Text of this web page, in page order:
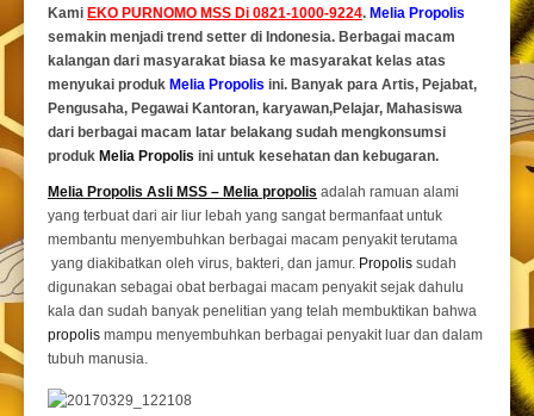
Kami EKO PURNOMO MSS Di 0821-1000-9224. Melia Propolis
semakin menjadi trend setter di Indonesia. Berbagai macam
kalangan dari masyarakat biasa ke masyarakat kelas atas
menyukai produk Melia Propolis ini. Banyak para Artis, Pejabat,
Pengusaha, Pegawai Kantoran, karyawan,Pelajar, Mahasiswa
dari berbagai macam latar belakang sudah mengkonsumsi
produk Melia Propolis ini untuk kesehatan dan kebugaran.
Melia Propolis Asli MSS – Melia propolis adalah ramuan alami
yang terbuat dari air liur lebah yang sangat bermanfaat untuk
membantu menyembuhkan berbagai macam penyakit terutama
yang diakibatkan oleh virus, bakteri, dan jamur. Propolis sudah
digunakan sebagai obat berbagai macam penyakit sejak dahulu
kala dan sudah banyak penelitian yang telah membuktikan bahwa
propolis mampu menyembuhkan berbagai penyakit luar dan dalam
tubuh manusia.